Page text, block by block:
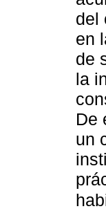
del
en
de
la
De
un